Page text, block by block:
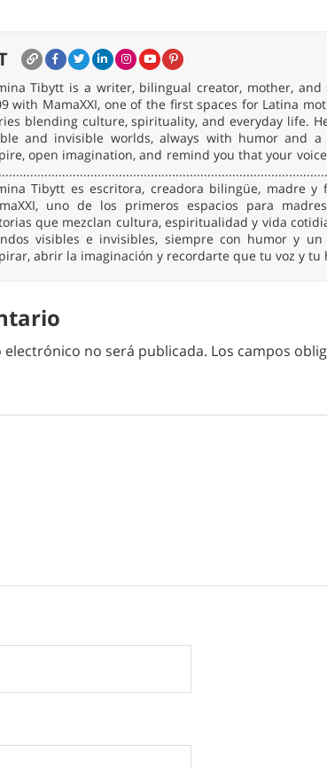
Tibytt is a writer, bilingual creator, mother, and
with MamaXXI, one of the first spaces for Latina
blending culture, spirituality, and everyday life.
and invisible worlds, always with humor and
open imagination, and remind you that your
Tibytt es escritora, creadora bilingüe, madre y
uno de los primeros espacios para
que mezclan cultura, espiritualidad y vida
visibles e invisibles, siempre con humor y
abrir la imaginación y recordarte que tu voz y
no será publicada. Los campos